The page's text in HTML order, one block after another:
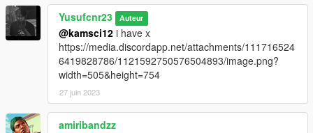
Yusufcnr23 Auteur
@kamsci12 i have x
https://media.discordapp.net/attachments/111716524
6419828786/1121592750576504893/image.png?
width=505&height=754
27 juin 2023
amiribandzz